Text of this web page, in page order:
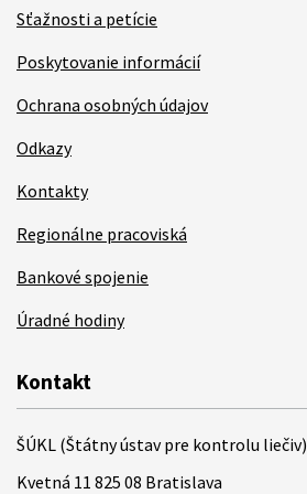
Sťažnosti a petície
Poskytovanie informácií
Ochrana osobných údajov
Odkazy
Kontakty
Regionálne pracoviská
Bankové spojenie
Úradné hodiny
Kontakt
ŠÚKL (Štátny ústav pre kontrolu liečiv)
Kvetná 11 825 08 Bratislava